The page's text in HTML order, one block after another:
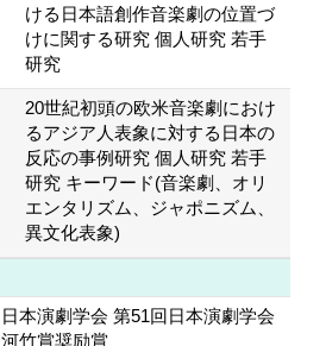
ける日本語創作音楽劇の位置づ
けに関する研究 個人研究 若手
研究
20世紀初頭の欧米音楽劇におけ
るアジア人表象に対する日本の
反応の事例研究 個人研究 若手
研究 キーワード(音楽劇、オリ
エンタリズム、ジャポニズム、
異文化表象)
日本演劇学会 第51回日本演劇学会
河竹賞奨励賞